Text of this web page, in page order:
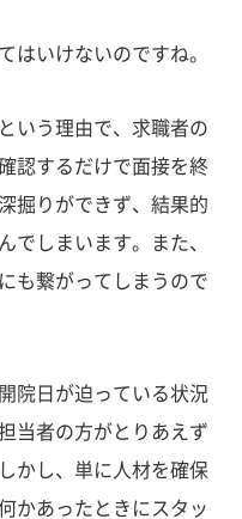
いけないのですね。
いう理由で、求職者の
認するだけで面接を終
掘りができず、結果的
でしまいます。また、
も繋がってしまうので
院日が迫っている状況
当者の方がとりあえず
かし、単に人材を確保
かあったときにスタッ